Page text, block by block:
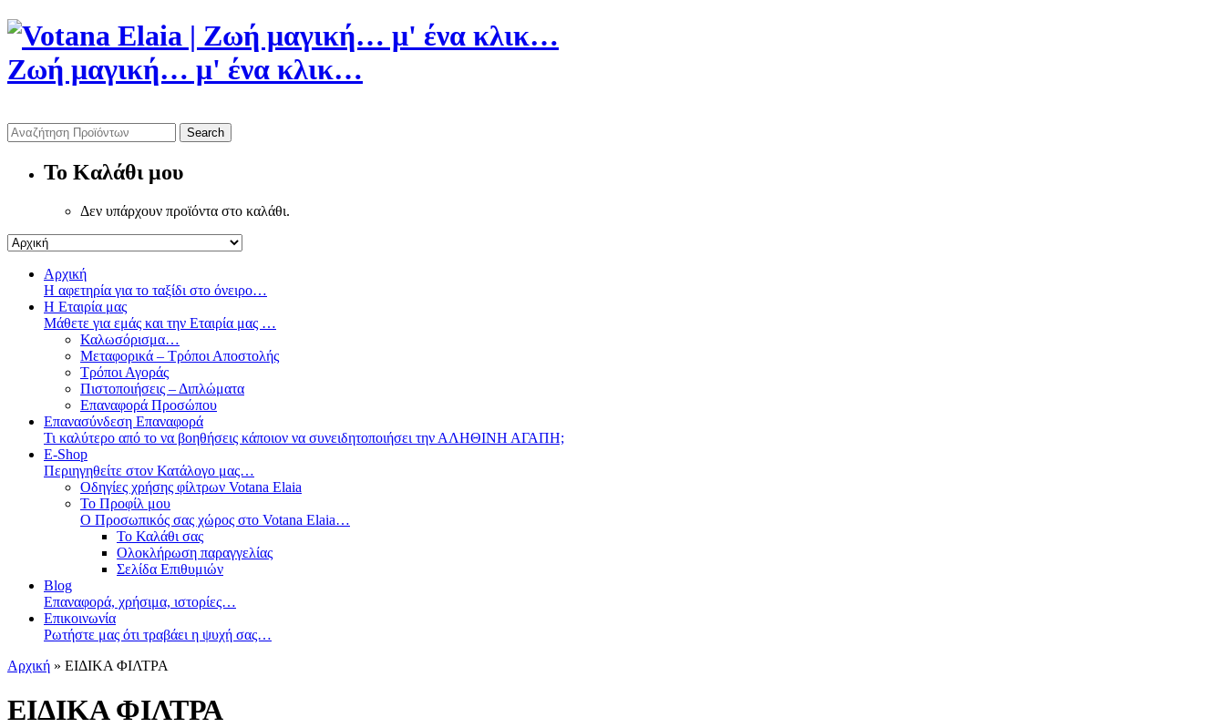
Ζωή μαγική… μ' ένα κλικ…
To Καλάθι μου
Δεν υπάρχουν προϊόντα στο καλάθι.
Αρχική
Η αφετηρία για το ταξίδι στο όνειρο…
Η Εταιρία μας
Μάθετε για εμάς και την Εταιρία μας …
Καλωσόρισμα…
Μεταφορικά – Τρόποι Αποστολής
Τρόποι Αγοράς
Πιστοποιήσεις – Διπλώματα
Επαναφορά Προσώπου
Επανασύνδεση Επαναφορά
Τι καλύτερο από το να βοηθήσεις κάποιον να συνειδητοποιήσει την ΑΛΗΘΙΝΗ ΑΓΑΠΗ;
E-Shop
Περιηγηθείτε στον Κατάλογο μας…
Οδηγίες χρήσης φίλτρων Votana Elaia
Το Προφίλ μου
Ο Προσωπικός σας χώρος στο Votana Elaia…
Το Καλάθι σας
Ολοκλήρωση παραγγελίας
Σελίδα Επιθυμιών
Blog
Επαναφορά, χρήσιμα, ιστορίες…
Επικοινωνία
Ρωτήστε μας ότι τραβάει η ψυχή σας…
Αρχική » ΕΙΔΙΚΑ ΦΙΛΤΡΑ
ΕΙΔΙΚΑ ΦΙΛΤΡΑ